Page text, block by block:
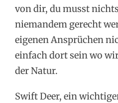
von dir, du musst
niemandem gerecht
eigenen Ansprüchen
einfach dort sein wo
der Natur.
Swift Deer, ein